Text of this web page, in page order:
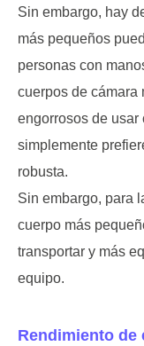
Sin embargo, hay
más pequeños
personas con
cuerpos de cámara
engorrosos de usar
simplemente
robusta.
Sin embargo, para
cuerpo más
transportar y más
equipo.
Rendimiento de